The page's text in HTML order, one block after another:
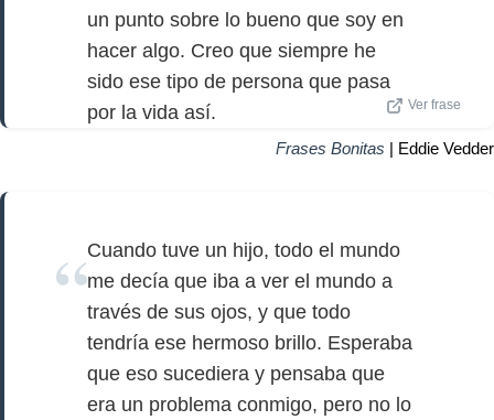
un punto sobre lo bueno que soy en
hacer algo. Creo que siempre he
sido ese tipo de persona que pasa
por la vida así.
Ver frase
Frases Bonitas | Eddie Vedder
Cuando tuve un hijo, todo el mundo
me decía que iba a ver el mundo a
través de sus ojos, y que todo
tendría ese hermoso brillo. Esperaba
que eso sucediera y pensaba que
era un problema conmigo, pero no lo